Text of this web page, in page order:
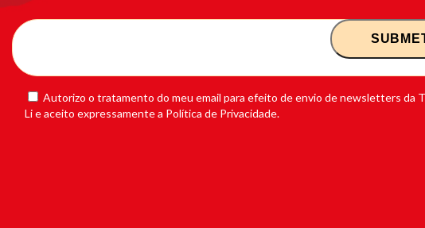
Autorizo o tratamento do meu email para efeito de envio de newsletters da
Li e aceito expressamente a Política de Privacidade.